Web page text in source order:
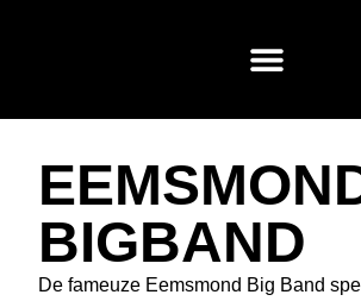
BIGBAND
De fameuze Eemsmond Big Band